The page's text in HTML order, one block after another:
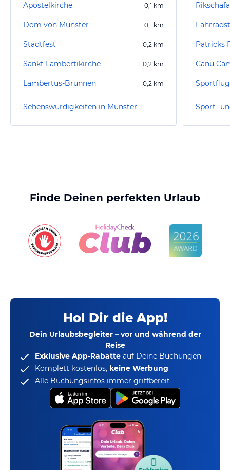
Apostelkirche 0,1 km
Dom von Münster 0,1 km
Stadtfest 0,2 km
Sankt Lambertikirche 0,2 km
Lambertus-Brunnen 0,2 km
Sehenswürdigkeiten in Münster
Patricks
Canu
Finde Deinen perfekten Urlaub
Hol Dir die App!
Dein Urlaubsbegleiter – vor und während der
Reise
Exklusive App-Rabatte auf Deine Buchungen
Komplett kostenlos, keine Werbung
Alle Buchungsinfos immer griffbereit